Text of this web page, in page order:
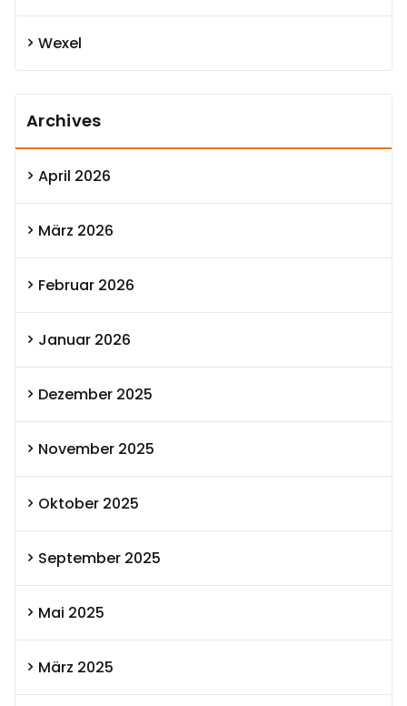
Wexel
Archives
April 2026
März 2026
Februar 2026
Januar 2026
Dezember 2025
November 2025
Oktober 2025
September 2025
Mai 2025
März 2025